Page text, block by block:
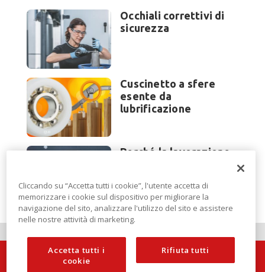
Occhiali correttivi di
sicurezza
Cuscinetto a sfere
esente da
lubrificazione
Perché la lavorazione
EuroBLECH 2026?
Cliccando su “Accetta tutti i cookie”, l'utente accetta di
memorizzare i cookie sul dispositivo per migliorare la
navigazione del sito, analizzare l'utilizzo del sito e assistere
nelle nostre attività di marketing.
Accetta tutti i
cookie
Rifiuta tutti